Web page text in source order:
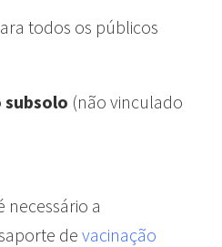
todos os públicos
(não vinculado
necessário a
de vacinação